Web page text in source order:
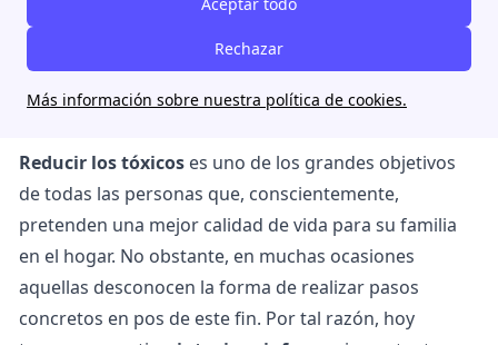
Rechazar
Más información sobre nuestra política de cookies.
Reducir los tóxicos es uno de los grandes objetivos
de todas las personas que, conscientemente,
pretenden una mejor calidad de vida para su familia
en el hogar. No obstante, en muchas ocasiones
aquellas desconocen la forma de realizar pasos
concretos en pos de este fin. Por tal razón, hoy